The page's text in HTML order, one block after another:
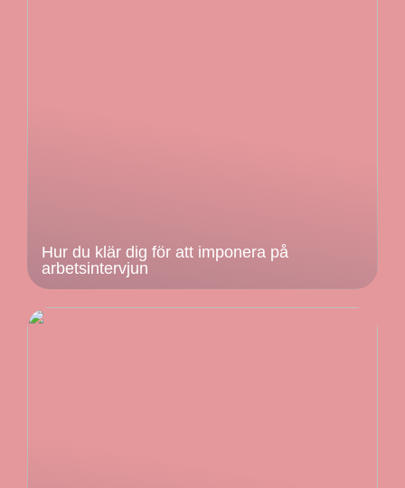
Hur du klär dig för att imponera på
arbetsintervjun